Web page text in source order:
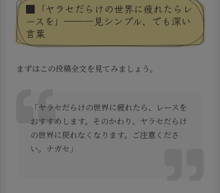
■「ヤラセだらけの世界に疲れたらレ
ースを」――一見シンプル、でも深い
言葉
まずはこの投稿全文を見てみましょう。
「ヤラセだらけの世界に疲れたら、レースを
おすすめします。そのかわり、ヤラセだらけ
の世界に戻れなくなります。ご注意くださ
い。ナガセ」